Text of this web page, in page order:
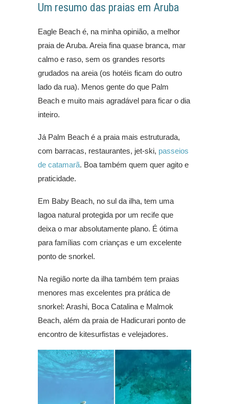
Um resumo das praias em Aruba
Eagle Beach é, na minha opinião, a melhor
praia de Aruba. Areia fina quase branca, mar
calmo e raso, sem os grandes resorts
grudados na areia (os hotéis ficam do outro
lado da rua). Menos gente do que Palm
Beach e muito mais agradável para ficar o dia
inteiro.
Já Palm Beach é a praia mais estruturada,
com barracas, restaurantes, jet-ski, passeios
de catamarã. Boa também quem quer agito e
praticidade.
Em Baby Beach, no sul da ilha, tem uma
lagoa natural protegida por um recife que
deixa o mar absolutamente plano. É ótima
para famílias com crianças e um excelente
ponto de snorkel.
Na região norte da ilha também tem praias
menores mas excelentes pra prática de
snorkel: Arashi, Boca Catalina e Malmok
Beach, além da praia de Hadicurari ponto de
encontro de kitesurfistas e velejadores.